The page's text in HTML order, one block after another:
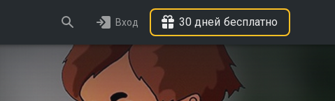
Вход 30 дней бесплатно